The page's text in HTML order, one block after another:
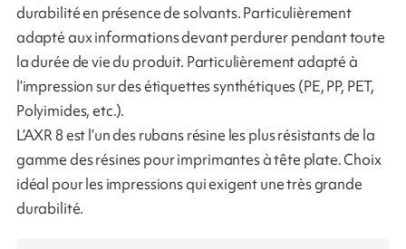
durabilité en présence de solvants. Particulièrement
adapté aux informations devant perdurer pendant toute
la durée de vie du produit. Particulièrement adapté à
l’impression sur des étiquettes synthétiques (PE, PP, PET,
Polyimides, etc.).
L’AXR 8 est l’un des rubans résine les plus résistants de la
gamme des résines pour imprimantes à tête plate. Choix
idéal pour les impressions qui exigent une très grande
durabilité.